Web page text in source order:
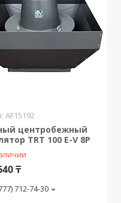
AF15192
центробежный
TRT 100 E-V 8P
₸
712-74-30